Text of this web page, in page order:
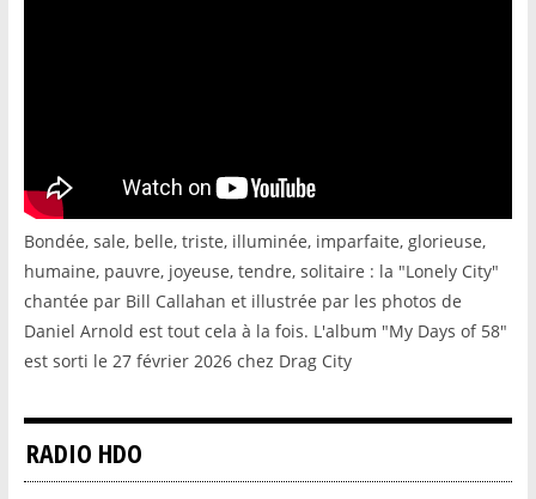
Bondée, sale, belle, triste, illuminée, imparfaite, glorieuse,
humaine, pauvre, joyeuse, tendre, solitaire : la "Lonely City"
chantée par Bill Callahan et illustrée par les photos de
Daniel Arnold est tout cela à la fois. L'album "My Days of 58"
est sorti le 27 février 2026 chez Drag City
RADIO HDO